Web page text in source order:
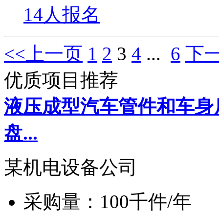
14人报名
<<上一页 1 2 3 4 ... 6 下
优质项目推荐
液压成型汽车管件和车
盘...
某机电设备公司
采购量： 100千件/年